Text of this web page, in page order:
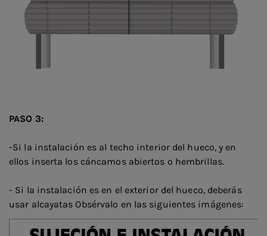
PASO 3:
-Si la instalación es al techo interior del hueco, y en
ellos inserta los cáncamos abiertos o hembrillas.
- Si la instalación es en el exterior del hueco, deberás
usar alcayatas Obsérvalo en las siguientes imágenes: